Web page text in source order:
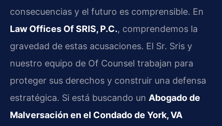
consecuencias y el futuro es comprensible. En
Law Offices Of SRIS, P.C., comprendemos la
gravedad de estas acusaciones. El Sr. Sris y
nuestro equipo de Of Counsel trabajan para
proteger sus derechos y construir una defensa
estratégica. Si está buscando un Abogado de
Malversación en el Condado de York, VA